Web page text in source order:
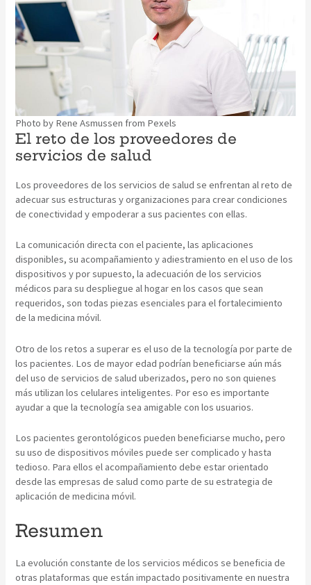
Photo by Rene Asmussen from Pexels
El reto de los proveedores de
servicios de salud
Los proveedores de los servicios de salud se enfrentan al reto de
adecuar sus estructuras y organizaciones para crear condiciones
de conectividad y empoderar a sus pacientes con ellas.
La comunicación directa con el paciente, las aplicaciones
disponibles, su acompañamiento y adiestramiento en el uso de los
dispositivos y por supuesto, la adecuación de los servicios
médicos para su despliegue al hogar en los casos que sean
requeridos, son todas piezas esenciales para el fortalecimiento
de la medicina móvil.
Otro de los retos a superar es el uso de la tecnología por parte de
los pacientes. Los de mayor edad podrían beneficiarse aún más
del uso de servicios de salud uberizados, pero no son quienes
más utilizan los celulares inteligentes. Por eso es importante
ayudar a que la tecnología sea amigable con los usuarios.
Los pacientes gerontológicos pueden beneficiarse mucho, pero
su uso de dispositivos móviles puede ser complicado y hasta
tedioso. Para ellos el acompañamiento debe estar orientado
desde las empresas de salud como parte de su estrategia de
aplicación de medicina móvil.
Resumen
La evolución constante de los servicios médicos se beneficia de
otras plataformas que están impactado positivamente en nuestra